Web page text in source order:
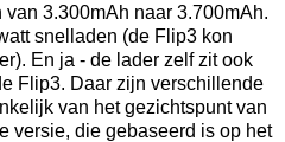
3.300mAh naar 3.700mAh.
snelladen (de Flip3 kon
En ja - de lader zelf zit ook
Flip3. Daar zijn verschillende
van het gezichtspunt van
versie, die gebaseerd is op het